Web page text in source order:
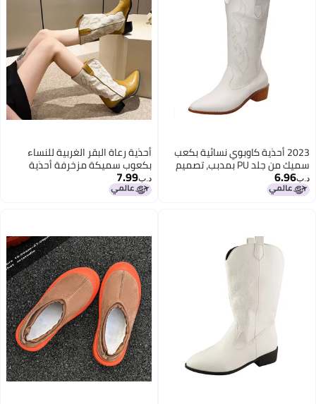
2023 أحذية كاوبوي نسائية بكعب
سميك من جلد PU بمدبب، تصميم
الركبة، أنبوب متوسط
د.ب‏6.96
أحذية رعاة البقر الغربية للنساء
بكعوب سميكة مزخرفة أحذية
متوسطة الساق بكعوب متوسطة
وأصابع مدببة بألوان متناسقة أحذية
د.ب‏7.99